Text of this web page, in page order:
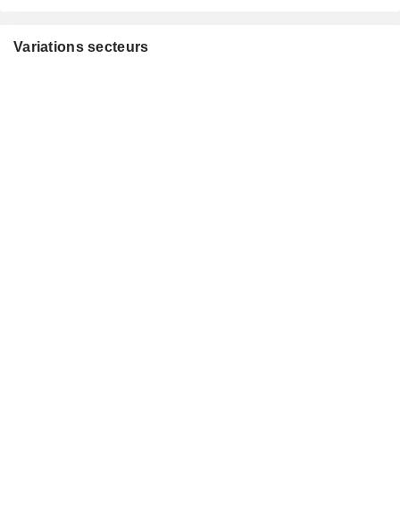
Variations secteurs